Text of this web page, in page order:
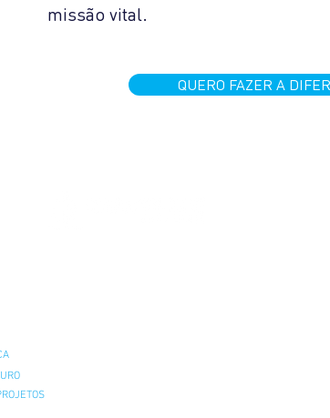
missão vital.
QUERO FAZER A